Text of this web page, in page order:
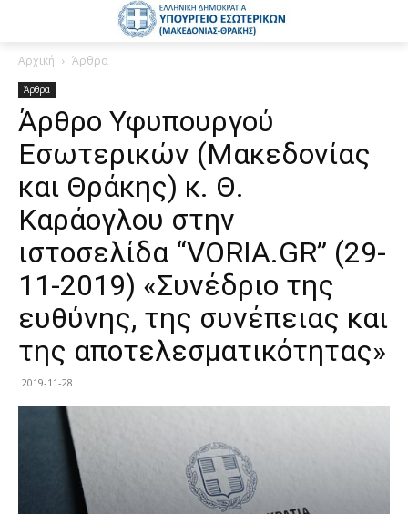
Αρχική Άρθρα
Άρθρα
Άρθρο Υφυπουργού
Εσωτερικών (Μακεδονίας
και Θράκης) κ. Θ.
Καράογλου στην
ιστοσελίδα “VORIA.GR” (29-
11-2019) «Συνέδριο της
ευθύνης, της συνέπειας και
της αποτελεσματικότητας»
2019-11-28